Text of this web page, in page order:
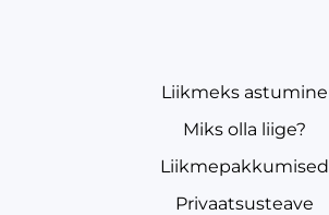
Liikmeks astumine
Miks olla liige?
Liikmepakkumised
Privaatsusteave